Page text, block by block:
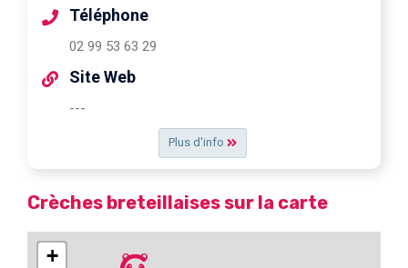
Plus d'info
Téléphone
02 99 53 63 29
Site Web
---
Crèches breteillaises sur la carte
+